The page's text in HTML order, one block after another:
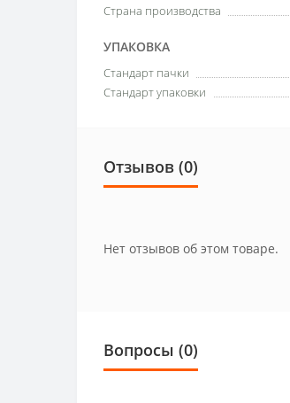
Страна производства
УПАКОВКА
Стандарт пачки
Стандарт упаковки
Отзывов (0)
Нет отзывов об этом товаре.
Вопросы (0)